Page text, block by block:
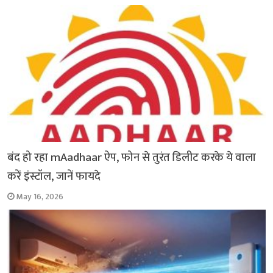
बंद हो रहा mAadhaar ऐप, फोन से तुरंत डिलीट करके ये वाला
करें इंस्टॉल, जानें फायदे
May 16, 2026